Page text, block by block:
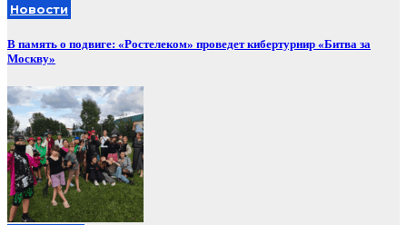
Новости
В память о подвиге: «Ростелеком» проведет кибертурнир «Битва за
Москву»